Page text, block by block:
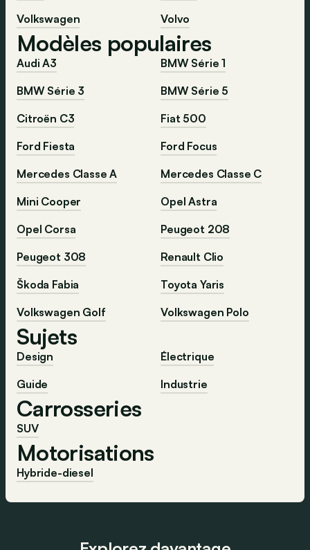
Volkswagen
Volvo
Modèles populaires
Audi A3
BMW Série 1
BMW Série 3
BMW Série 5
Citroën C3
Fiat 500
Ford Fiesta
Ford Focus
Mercedes Classe A
Mercedes Classe C
Mini Cooper
Opel Astra
Opel Corsa
Peugeot 208
Peugeot 308
Renault Clio
Škoda Fabia
Toyota Yaris
Volkswagen Golf
Volkswagen Polo
Sujets
Design
Électrique
Guide
Industrie
Carrosseries
SUV
Motorisations
Hybride-diesel